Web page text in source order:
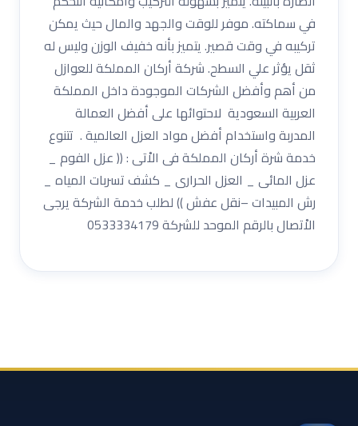
في سماكته. موفر للوقت والجهد والمال حيث يمكن
تركيبه في وقت قصير. يتميز بأنه خفيف الوزن وليس له
ثقل يؤثر علي السطح. شركة أركان المملكة للعوازل
من أهم وأفضل الشركات الموجودة داخل المملكة
العربية السعودية لاحتوائها على أفضل العمالة
المدربة واستخدام أفضل مواد العزل العالمية . تتنوع
خدمة شرة أركان المملكة فى الاْتى : (( عزل الفوم _
عزل المائى _ العزل الحرارى _ كشف تسربات المياه _
رش المبيدات –نقل عفش )) لطلب خدمة الشركة يرجى
الاْتصال بالرقم الموحد للشركة 0533334179